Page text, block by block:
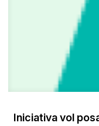
Iniciativa vol